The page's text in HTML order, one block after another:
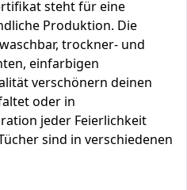
steht für eine
Produktion. Die
trockner- und
einfarbigen
verschönern deinen
oder in
jeder Feierlichkeit
sind in verschiedenen